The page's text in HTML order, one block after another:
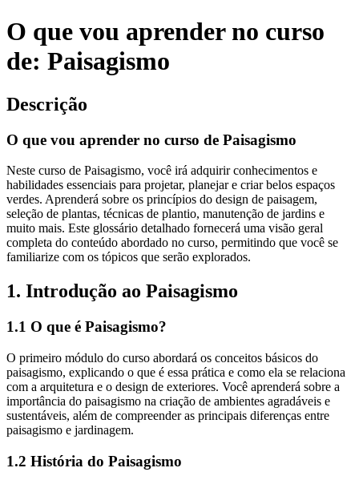
O que vou aprender no curso
de: Paisagismo
Descrição
O que vou aprender no curso de Paisagismo
Neste curso de Paisagismo, você irá adquirir conhecimentos e
habilidades essenciais para projetar, planejar e criar belos espaços
verdes. Aprenderá sobre os princípios do design de paisagem,
seleção de plantas, técnicas de plantio, manutenção de jardins e
muito mais. Este glossário detalhado fornecerá uma visão geral
completa do conteúdo abordado no curso, permitindo que você se
familiarize com os tópicos que serão explorados.
1. Introdução ao Paisagismo
1.1 O que é Paisagismo?
O primeiro módulo do curso abordará os conceitos básicos do
paisagismo, explicando o que é essa prática e como ela se relaciona
com a arquitetura e o design de exteriores. Você aprenderá sobre a
importância do paisagismo na criação de ambientes agradáveis e
sustentáveis, além de compreender as principais diferenças entre
paisagismo e jardinagem.
1.2 História do Paisagismo